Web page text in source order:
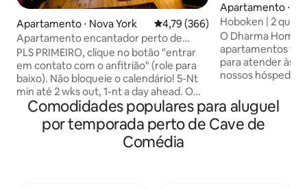
Apartamento ⋅ Nova York 4,79 de uma avaliação média de
4,79 (366)
Apartamento encantador perto de
Bleecker, Old World Village
PLS PRIMEIRO, clique no botão "entrar
em contato com o anfitrião" (role para
baixo). Não bloqueie o calendário! 5-Nt
min até 2 wks out, 1-nt a day ahead. O
apto da sala de estar fica a um voo. Tetos
altos de 3 metros, a decoração é vintage
e aconchegante. Cozinha e banheiro
simples, mas com tudo o que você
Apartamento ⋅
Hoboken | 2
terraço por
O Dharma Home
apartamentos
para atender às
nossos hóspedes
vibrante
espaçosos
Comodidades populares para aluguel
por temporada perto de Cave de
Comédia